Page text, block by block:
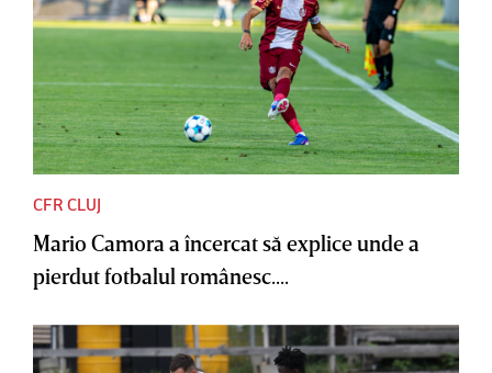
CFR CLUJ
Mario Camora a încercat să explice unde a
pierdut fotbalul românesc....